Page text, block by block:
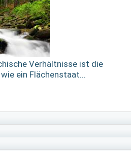
Verhältnisse ist die
ein Flächenstaat...